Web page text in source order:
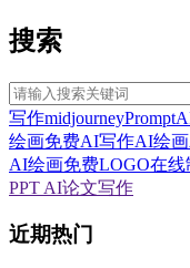
搜索
写作midjourneyPrompt
绘画免费AI写作AI绘画
AI绘画免费LOGO在线
PPT AI论文写作
近期热门